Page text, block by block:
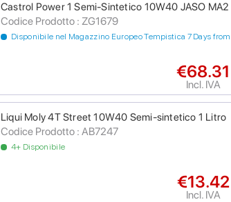
Castrol Power 1 Semi-Sintetico 10W40 JASO
Codice Prodotto : ZG1679
Disponibile nel Magazzino Europeo Tempistica 7 Days
€68.31
Incl. IVA
Liqui Moly 4T Street 10W40 Semi-sintetico 1 Litro
Codice Prodotto : AB7247
4+ Disponibile
€13.42
Incl. IVA